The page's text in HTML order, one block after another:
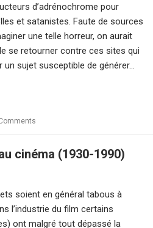
d’adrénochrome pour
et satanistes. Faute de sources
une telle horreur, on aurait
se retourner contre ces sites qui
sujet susceptible de générer…
cinéma (1930-1990)
soient en général tabous à
l’industrie du film certains
ont malgré tout dépassé la